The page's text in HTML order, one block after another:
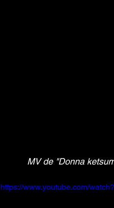
MV de "Donna
https://www.youtube.com/